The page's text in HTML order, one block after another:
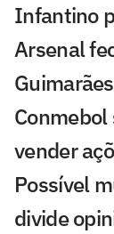
Infantino
Arsenal
vender
Possível
divide